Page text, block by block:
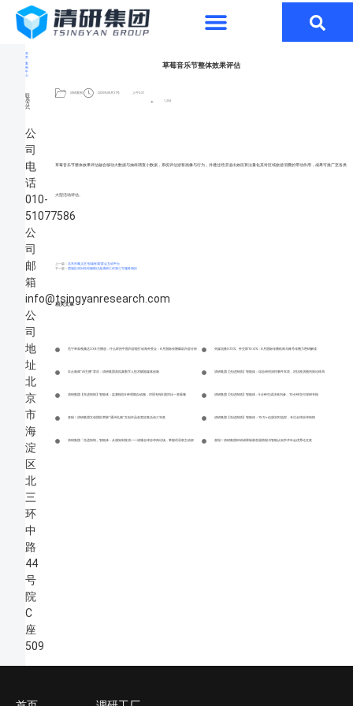
首
页
例
中
心
联
系
方
式
公
司
电
话
010-
51077586
公
司
邮
箱
info@tsingyanresearch.com
公
司
地
址
北
京
市
海
淀
区
北
三
环
中
路
44
号
院
C
座
509
草莓音乐节整体效果评估
清研案例 2025年08月31号 上午3:31
1,254
草莓音乐节整体效果评估融合移动大数据与抽样调查小数据，系统评估游客画像与行为，并通过经济溢出效应算法量化其对区域旅游消费的带动作用，成果可推广至各类
大型活动评估。
上一篇： 北京市顺义区“创城有我”群众互动平台
下一篇： 西城区2024年控烟暗访及调研工作第三方服务项目
相关文章
毛宁单条视频达338万播放，什么样的中国内容能打动海外受众：6月国际传播爆款内容分析 央媒流量57.3%、外交部10.4%：6月国际传播机构与账号传播力密码解读
丰台新闻”AI主播”背后：清研集团高拟真数字人技术赋能媒体创新 清研集团【先进舆情】智能体：综合研判深挖事件本质，对抗推演预判舆论终局
清研集团【先进舆情】智能体：监测报告5种周期自动跑，对照专报5国对比一表看懂 清研集团【先进舆情】智能体：5分钟生成决策内参，10分钟交付深研专报
喜报！清研集团文创团队荣获“通州礼物”文创作品创意征集活动三等奖 清研集团【先进舆情】智能体：15万+信源实时追踪，专注全球涉华舆情
清研集团「先进舆情」智能体：从感知到推演——读懂全球涉华舆论场，掌握话语权主动权 喜报！清研集团科研成果斩获首届情报与智能认知学术年会优秀论文奖